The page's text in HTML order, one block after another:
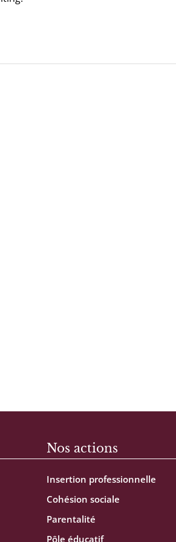
Nos actions
Insertion professionnelle
Cohésion sociale
Parentalité
Pôle éducatif